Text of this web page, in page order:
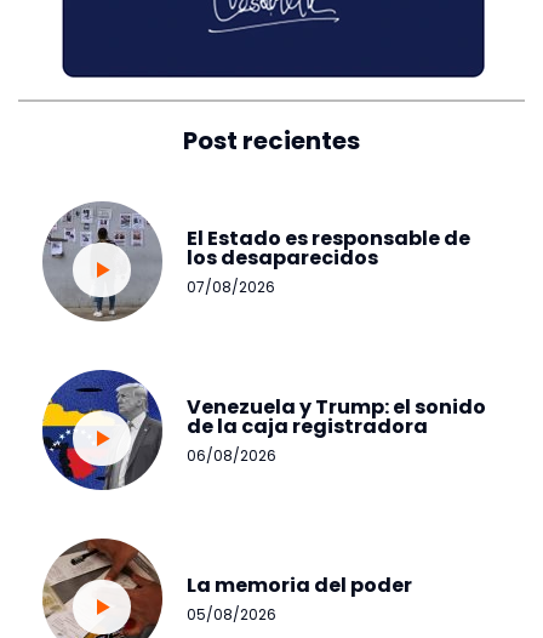
Post recientes
El Estado es responsable de
los desaparecidos
07/08/2026
Venezuela y Trump: el sonido
de la caja registradora
06/08/2026
La memoria del poder
05/08/2026